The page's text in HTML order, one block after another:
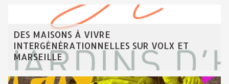
DES MAISONS À VIVRE
INTERGÉNÉRATIONNELLES SUR VOLX ET
MARSEILLE